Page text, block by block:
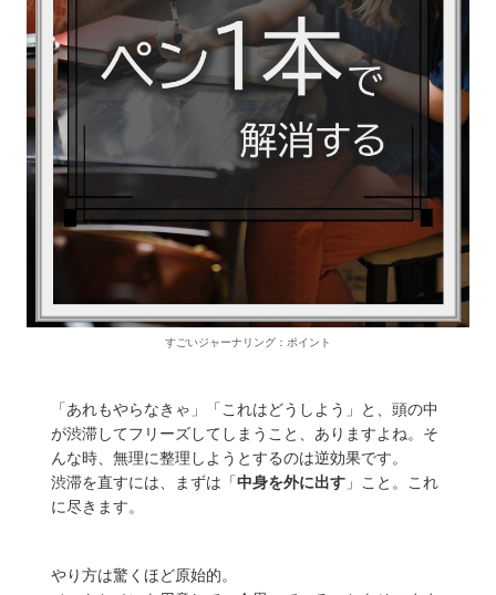
すごいジャーナリング：ポイント
「あれもやらなきゃ」「これはどうしよう」と、頭の中
が渋滞してフリーズしてしまうこと、ありますよね。そ
んな時、無理に整理しようとするのは逆効果です。
渋滞を直すには、まずは「中身を外に出す 」こと。これ
に尽きます。
やり方は驚くほど原始的。